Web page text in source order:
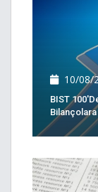
10/08/
BIST